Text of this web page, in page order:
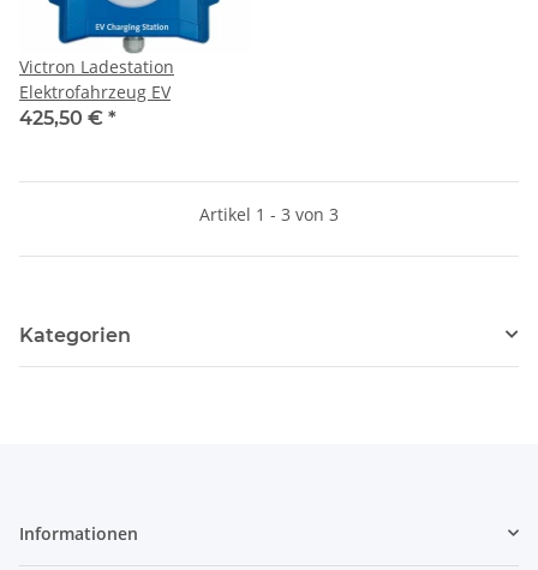
Victron Ladestation
Elektrofahrzeug EV
425,50 € *
Artikel 1 - 3 von 3
Kategorien
Informationen